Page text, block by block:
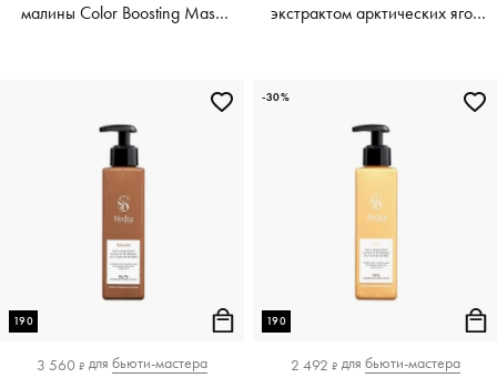
малины Color Boosting Mask
экстрактом арктических ягод
190
3 560 ₽ для бьюти-мастера
190
2 492 ₽ для бьюти-мастера
-30%